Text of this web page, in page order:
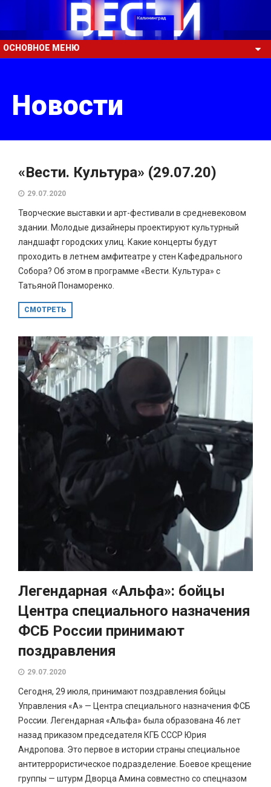
ОСНОВНОЕ МЕНЮ
Новости
«Вести. Культура» (29.07.20)
29.07.2020
Творческие выставки и арт-фестивали в средневековом
здании. Молодые дизайнеры проектируют культурный
ландшафт городских улиц. Какие концерты будут
проходить в летнем амфитеатре у стен Кафедрального
Собора? Об этом в программе «Вести. Культура» с
Татьяной Понаморенко.
СМОТРЕТЬ
Легендарная «Альфа»: бойцы
Центра специального назначения
ФСБ России принимают
поздравления
29.07.2020
Сегодня, 29 июля, принимают поздравления бойцы
Управления «А» — Центра специального назначения ФСБ
России. Легендарная «Альфа» была образована 46 лет
назад приказом председателя КГБ СССР Юрия
Андропова. Это первое в истории страны специальное
антитеррористическое подразделение. Боевое крещение
группы — штурм Дворца Амина совместно со спецназом